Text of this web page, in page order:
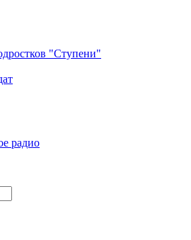
"Ступени"
радио